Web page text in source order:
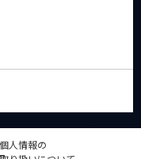
個人情報の